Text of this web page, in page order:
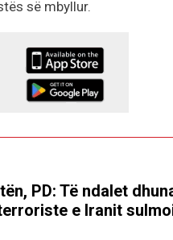
së mbyllur.
PD: Të ndalet
e Iranit